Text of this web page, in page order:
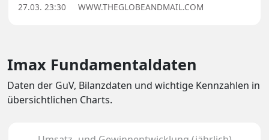
27.03. 23:30
WWW.THEGLOBEANDMAIL.COM
Imax Fundamentaldaten
Daten der GuV, Bilanzdaten und wichtige Kennzahlen in
übersichtlichen Charts.